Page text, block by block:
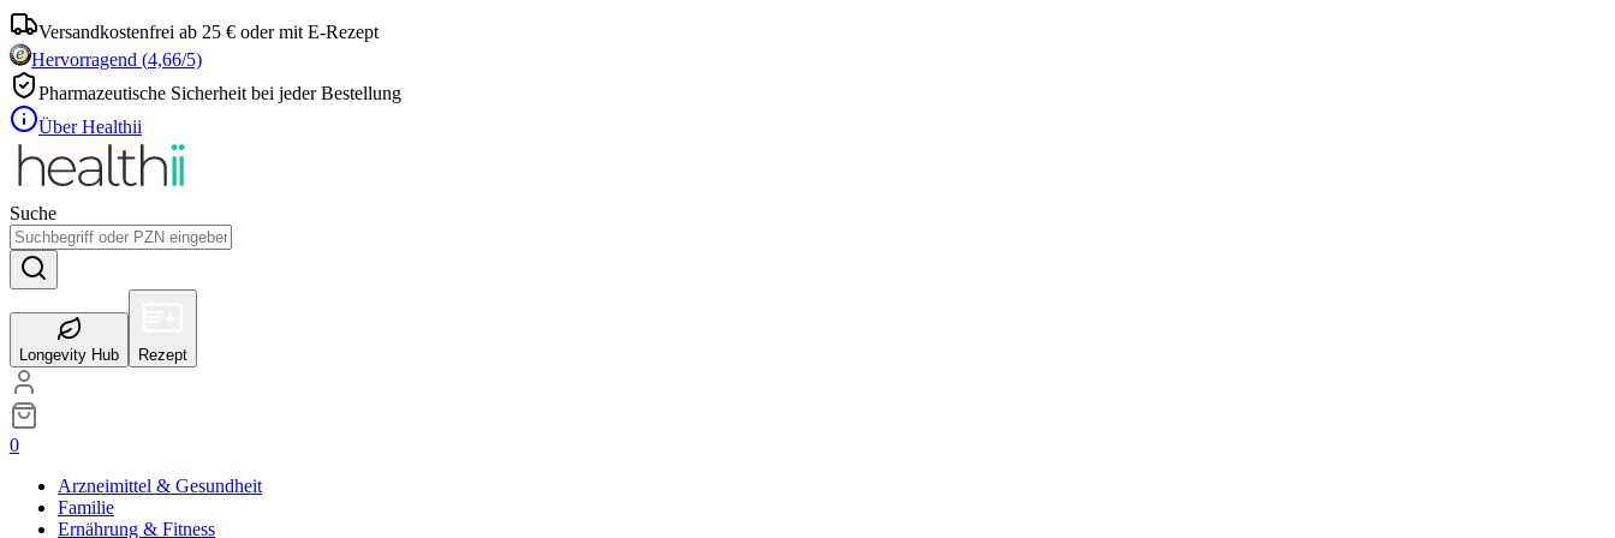
Versandkostenfrei ab 25 € oder mit E-Rezept
Hervorragend (4,66/5)
Pharmazeutische Sicherheit bei jeder Bestellung
Über Healthii
Suche
Longevity Hub Rezept
0
Arzneimittel & Gesundheit
Familie
Ernährung & Fitness